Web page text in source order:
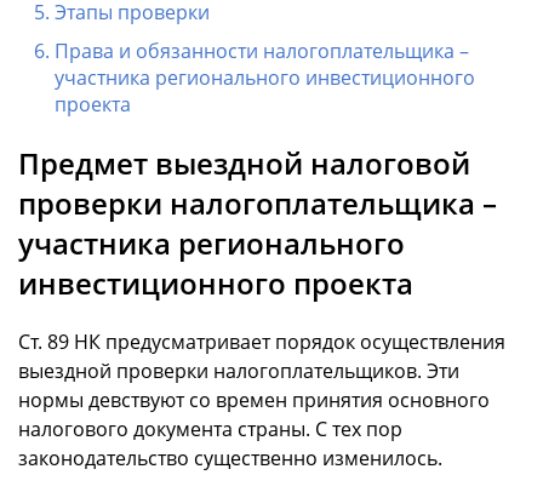
Этапы проверки
Права и обязанности налогоплательщика –
участника регионального инвестиционного
проекта
Предмет выездной налоговой
проверки налогоплательщика –
участника регионального
инвестиционного проекта
Ст. 89 НК предусматривает порядок осуществления
выездной проверки налогоплательщиков. Эти
нормы девствуют со времен принятия основного
налогового документа страны. С тех пор
законодательство существенно изменилось.